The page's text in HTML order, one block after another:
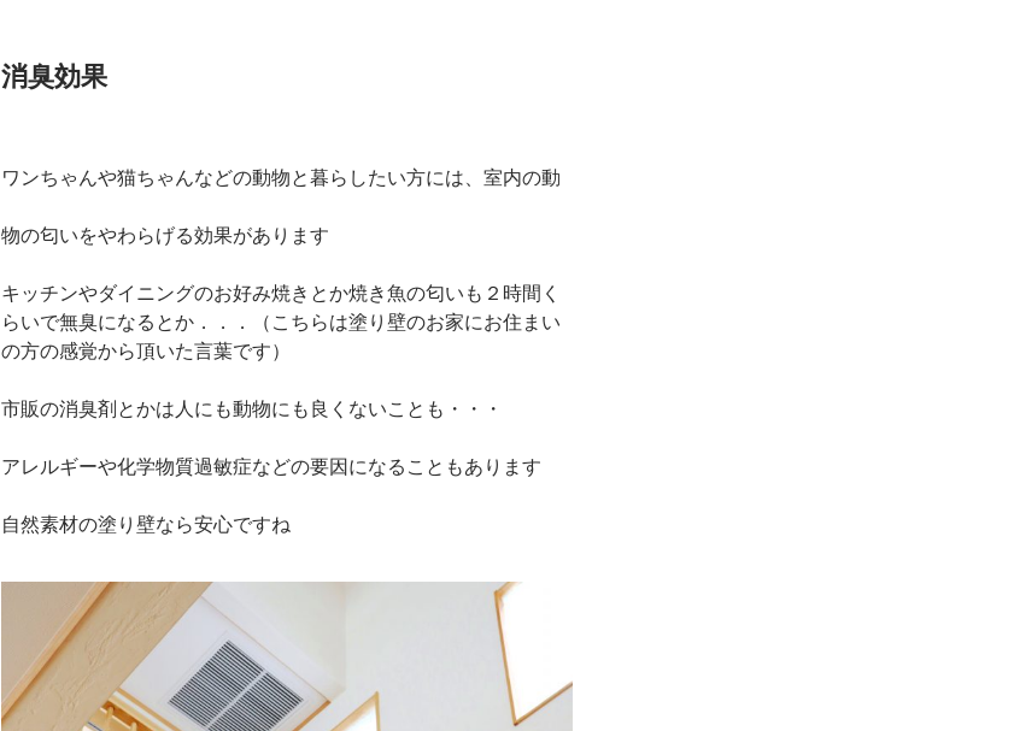
消臭効果
ワンちゃんや猫ちゃんなどの動物と暮らしたい方には、室内の動
物の匂いをやわらげる効果があります
キッチンやダイニングのお好み焼きとか焼き魚の匂いも２時間く
らいで無臭になるとか．．．（こちらは塗り壁のお家にお住まい
の方の感覚から頂いた言葉です）
市販の消臭剤とかは人にも動物にも良くないことも・・・
アレルギーや化学物質過敏症などの要因になることもあります
自然素材の塗り壁なら安心ですね